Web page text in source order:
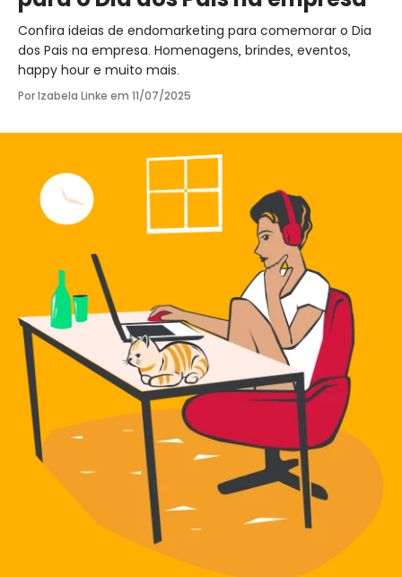
Confira ideias de endomarketing para comemorar o Dia
dos Pais na empresa. Homenagens, brindes, eventos,
happy hour e muito mais.
Por Izabela Linke em 11/07/2025